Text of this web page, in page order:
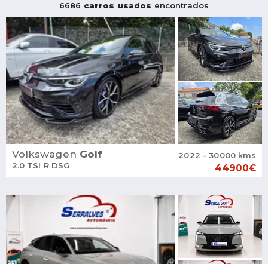
6686 carros usados encontrados
Volkswagen Golf
2.0 TSI R DSG
2022 - 30000 kms
44900€